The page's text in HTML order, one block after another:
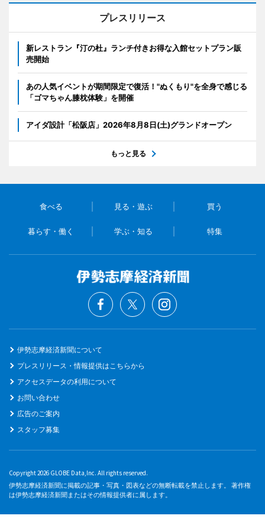
プレスリリース
新レストラン『汀の杜』ランチ付きお得な入館セットプラン販
売開始
あの人気イベントが期間限定で復活！"ぬくもり"を全身で感じる
「ゴマちゃん膝枕体験」を開催
アイダ設計「松阪店」2026年8月8日(土)グランドオープン
もっと見る
食べる 見る・遊ぶ 買う
暮らす・働く 学ぶ・知る 特集
伊勢志摩経済新聞について
プレスリリース・情報提供はこちらから
アクセスデータの利用について
お問い合わせ
広告のご案内
スタッフ募集
Copyright 2026 GLOBE Data,Inc. All rights reserved.
伊勢志摩経済新聞に掲載の記事・写真・図表などの無断転載を禁止します。 著作権
は伊勢志摩経済新聞またはその情報提供者に属します。